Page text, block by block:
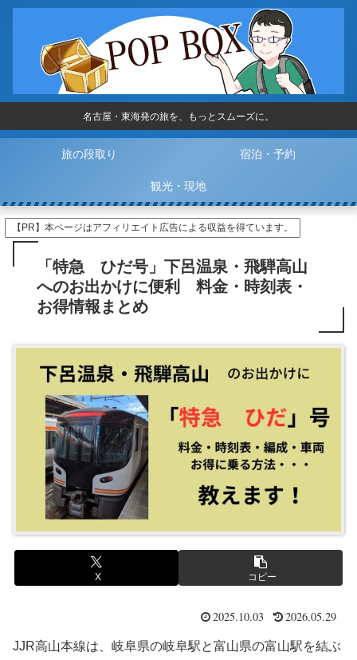
名古屋・東海発の旅を、もっとスムーズに。
旅の段取り 宿泊・予約
観光・現地
【PR】本ページはアフィリエイト広告による収益を得ています。
「特急 ひだ号」下呂温泉・飛騨高山
へのお出かけに便利 料金・時刻表・
お得情報まとめ
X コピー
2025.10.03 2026.05.29
JJR高山本線は、岐阜県の岐阜駅と富山県の富山駅を結ぶ